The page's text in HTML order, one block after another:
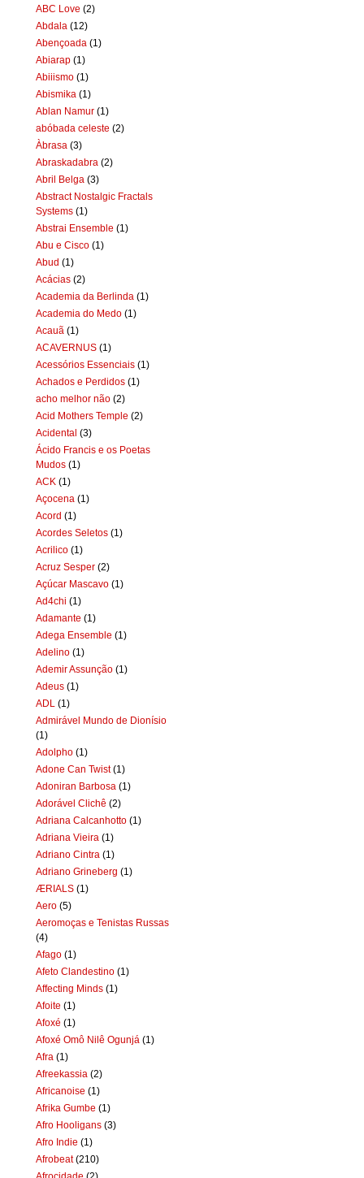
ABC Love (2)
Abdala (12)
Abençoada (1)
Abiarap (1)
Abiiismo (1)
Abismika (1)
Ablan Namur (1)
abóbada celeste (2)
Àbrasa (3)
Abraskadabra (2)
Abril Belga (3)
Abstract Nostalgic Fractals
Systems (1)
Abstrai Ensemble (1)
Abu e Cisco (1)
Abud (1)
Acácias (2)
Academia da Berlinda (1)
Academia do Medo (1)
Acauã (1)
ACAVERNUS (1)
Acessórios Essenciais (1)
Achados e Perdidos (1)
acho melhor não (2)
Acid Mothers Temple (2)
Acidental (3)
Ácido Francis e os Poetas
Mudos (1)
ACK (1)
Açocena (1)
Acord (1)
Acordes Seletos (1)
Acrilico (1)
Acruz Sesper (2)
Açúcar Mascavo (1)
Ad4chi (1)
Adamante (1)
Adega Ensemble (1)
Adelino (1)
Ademir Assunção (1)
Adeus (1)
ADL (1)
Admirável Mundo de Dionísio
(1)
Adolpho (1)
Adone Can Twist (1)
Adoniran Barbosa (1)
Adorável Clichê (2)
Adriana Calcanhotto (1)
Adriana Vieira (1)
Adriano Cintra (1)
Adriano Grineberg (1)
ÆRIALS (1)
Aero (5)
Aeromoças e Tenistas Russas
(4)
Afago (1)
Afeto Clandestino (1)
Affecting Minds (1)
Afoite (1)
Afoxé (1)
Afoxé Omô Nilê Ogunjá (1)
Afra (1)
Afreekassia (2)
Africanoise (1)
Afrika Gumbe (1)
Afro Hooligans (3)
Afro Indie (1)
Afrobeat (210)